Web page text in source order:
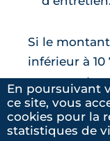
Ma
Si le
inférieur à
ne permet
l’excédent
globaux au
En poursuivant
ce site, vous
cookies pour la
statistiques de